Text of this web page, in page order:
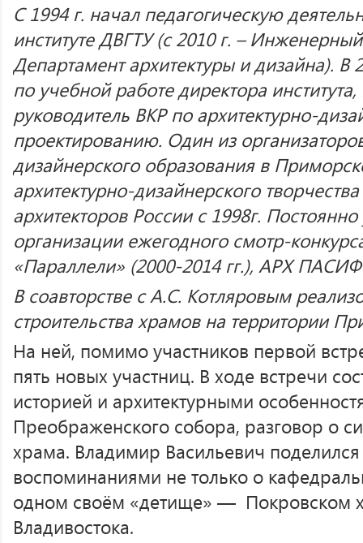
С 1994 г. начал педагогическую
институте ДВГТУ (с 2010 г. –
Департамент архитектуры и дизайна). В
по учебной работе директора
руководитель ВКР по архитектурно-
проектированию. Один из
дизайнерского образования в
архитектурно-дизайнерского
архитекторов России с 1998г.
организации ежегодного смотр-
«Параллели» (2000-2014 гг.), АРХ
В соавторстве с А.С. Котляровым
строительства храмов на территории
На ней, помимо участников первой
пять новых участниц. В ходе встречи
историей и архитектурными
Преображенского собора, разговор о
храма. Владимир Васильевич
воспоминаниями не только о
одном своём «детище» — Покровском
Владивостока.